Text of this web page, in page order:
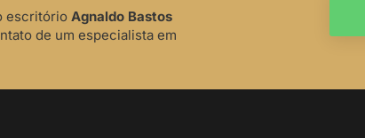
escritório Agnaldo Bastos
de um especialista em